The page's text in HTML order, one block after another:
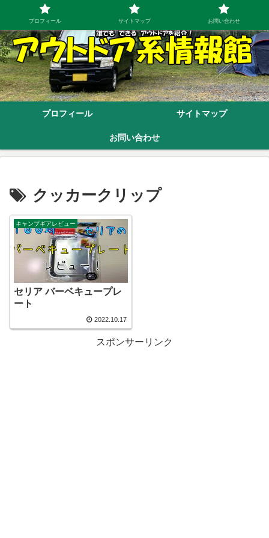
プロフィール サイトマップ
お問い合わせ
クッカークリップ
キャンプギアレビュー
セリア バーベキュープレ
ート
2022.10.17
スポンサーリンク
プロフィール サイトマップ お問い合わせ